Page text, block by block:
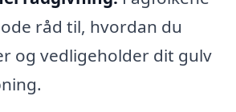
råd til, hvordan du
og vedligeholder dit gulv